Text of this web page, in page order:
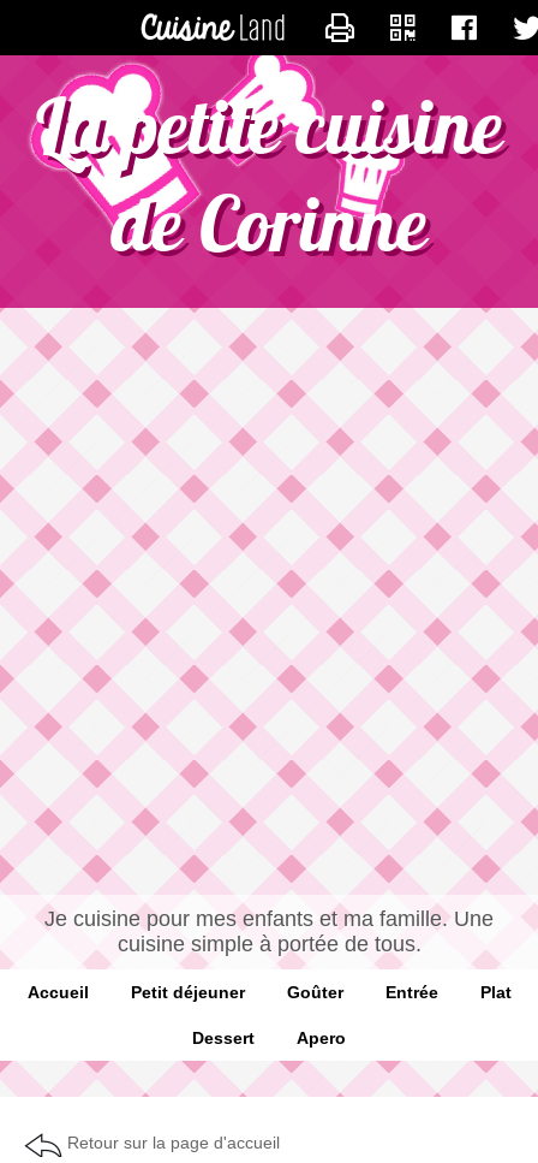
La petite cuisine
de Corinne
Je cuisine pour mes enfants et ma famille. Une
cuisine simple à portée de tous.
Accueil Petit déjeuner Goûter Entrée Plat
Dessert Apero
Retour sur la page d'accueil
CONTACTER